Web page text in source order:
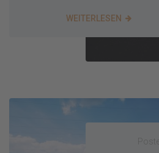
WEITERLESEN